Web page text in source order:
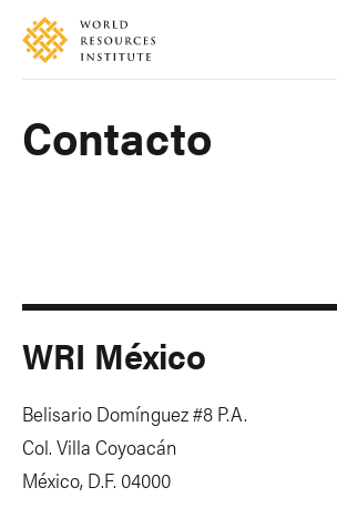
Skip
main
Accessibility
Contacto
WRI México
Belisario Domínguez #8 P.A.
Col. Villa Coyoacán
México, D.F. 04000